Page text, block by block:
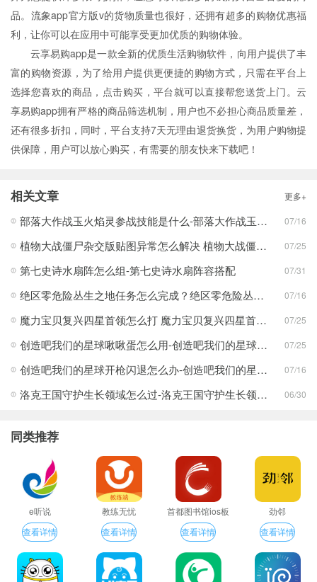
品。流象app官方版v的货物质量也很好，还拥有超多的购物优惠福
利，让你可以在应用中可能享受更加优质的购物体验。
云享易购app是一款全新的优质生活购物软件，向用户提供了丰
富的购物资源，为了给用户提供更便捷的购物方式，只需在平台上
选择您喜欢的商品，点击购买，平台就可以直接帮您送货上门。云
享易购app拥有严格的商品筛选机制，用户也不必担心商品质量差，
还有很多折扣，同时，平台支持7天无理由退货换货，为用户购物提
供保障，用户可以放心购买，有需要的朋友快来下载吧！
相关文章 更多+
部落大作战玉火焰灵参战技能是什么-部落大作战玉火焰灵参战技能合集 07/16
植物大战僵尸杂交版贴图异常怎么解决 植物大战僵尸杂交版贴图异常教程 07/25
第七史诗水扇阵怎么组-第七史诗水扇阵容搭配 07/31
绝区零危险丛生之地任务怎么完成？绝区零危险丛生之地任务完成攻略 07/16
魔力宝贝复兴四星首领怎么打 魔力宝贝复兴四星首领打法合集 07/25
创造吧我们的星球啾啾蛋怎么用-创造吧我们的星球啾啾蛋使用攻略 07/25
创造吧我们的星球开枪闪退怎么办-创造吧我们的星球开枪闪退合集 07/16
洛克王国守护生长领域怎么过-洛克王国守护生长领域通关攻略 06/30
同类推荐
e听说
查看详情
教练无忧
查看详情
首都图书馆ios板
查看详情
劲邻
查看详情